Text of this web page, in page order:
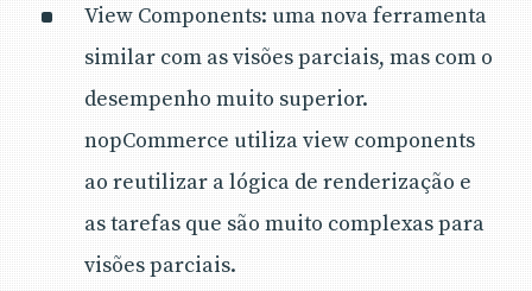
View Components: uma nova ferramenta
similar com as visões parciais, mas com o
desempenho muito superior.
nopCommerce utiliza view components
ao reutilizar a lógica de renderização e
as tarefas que são muito complexas para
visões parciais.